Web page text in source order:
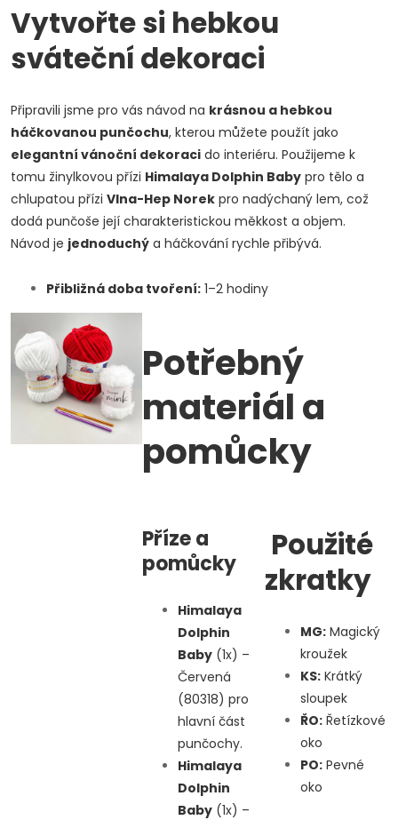
Vytvořte si hebkou
sváteční dekoraci
Připravili jsme pro vás návod na krásnou a hebkou
háčkovanou punčochu, kterou můžete použít jako
elegantní vánoční dekoraci do interiéru. Použijeme k
tomu žinylkovou přízi Himalaya Dolphin Baby pro tělo a
chlupatou přízi Vlna-Hep Norek pro nadýchaný lem, což
dodá punčoše její charakteristickou měkkost a objem.
Návod je jednoduchý a háčkování rychle přibývá.
Přibližná doba tvoření: 1–2 hodiny
Potřebný
materiál a
pomůcky
Příze a
pomůcky
Himalaya
Dolphin
Baby (1x) –
Červená
(80318) pro
hlavní část
punčochy.
Himalaya
Dolphin
Baby (1x) –
Použité
zkratky
MG: Magický
kroužek
KS: Krátký
sloupek
ŘO: Řetízkové
oko
PO: Pevné
oko